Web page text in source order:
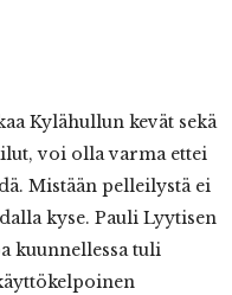
Kylähullun kevät sekä
voi olla varma ettei
Mistään pelleilystä ei
kyse. Pauli Lyytisen
kuunnellessa tuli